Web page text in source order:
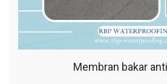
Membran bakar